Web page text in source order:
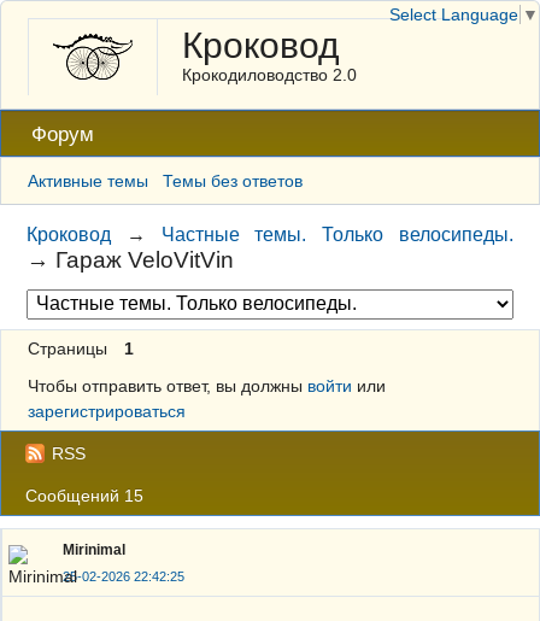
Кроковод
Крокодиловодство 2.0
Форум
Активные темы Темы без ответов
Кроковод → Частные темы. Только велосипеды.
→ Гараж VeloVitVin
Страницы
1
Чтобы отправить ответ, вы должны войти или
зарегистрироваться
RSS
Сообщений 15
Mirinimal
25-02-2026 22:42:25
Select Language ▼